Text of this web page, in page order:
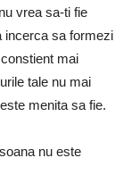
vrea sa-ti fie
incerca sa formezi
mai
tale nu mai
menita sa fie.
nu este